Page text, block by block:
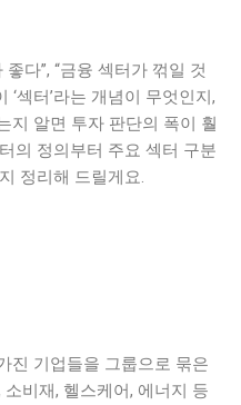
다”, “금융 섹터가 꺾일 것
‘섹터’라는 개념이 무엇인지,
지 알면 투자 판단의 폭이 훨
의 정의부터 주요 섹터 구분
정리해 드릴게요.
진 기업들을 그룹으로 묶은
비재, 헬스케어, 에너지 등